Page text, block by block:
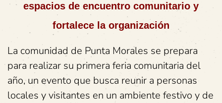
espacios de encuentro comunitario y
fortalece la organización
La comunidad de Punta Morales se prepara
para realizar su primera feria comunitaria del
año, un evento que busca reunir a personas
locales y visitantes en un ambiente festivo y de